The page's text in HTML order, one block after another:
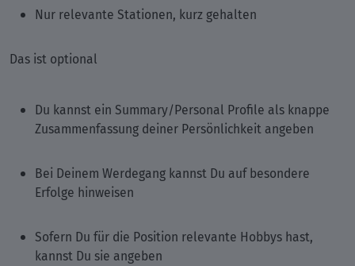
Nur relevante Stationen, kurz gehalten
Das ist optional
Du kannst ein Summary/Personal Profile als knappe
Zusammenfassung deiner Persönlichkeit angeben
Bei Deinem Werdegang kannst Du auf besondere
Erfolge hinweisen
Sofern Du für die Position relevante Hobbys hast,
kannst Du sie angeben